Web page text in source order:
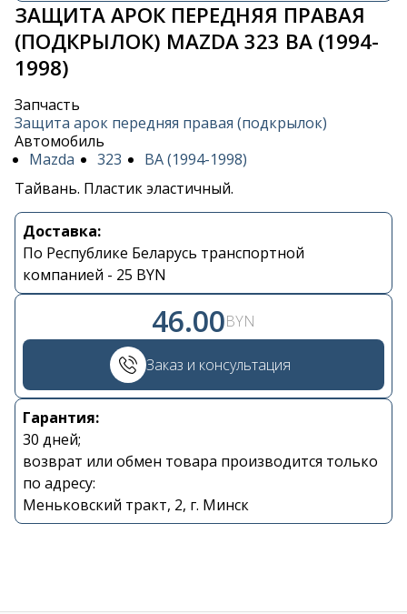
ЗАЩИТА АРОК ПЕРЕДНЯЯ ПРАВАЯ
(ПОДКРЫЛОК) MAZDA 323 BA (1994-
1998)
Запчасть
Защита арок передняя правая (подкрылок)
Автомобиль
Mazda
323
BA (1994-1998)
Тайвань. Пластик эластичный.
Доставка:
По Республике Беларусь транспортной
компанией - 25 BYN
46.00BYN
Заказ и консультация
Гарантия:
30 дней;
возврат или обмен товара производится только
по адресу:
Меньковский тракт, 2, г. Минск
Контакты
+375 29 870 15 80
Viber
shupik21@bk.ru